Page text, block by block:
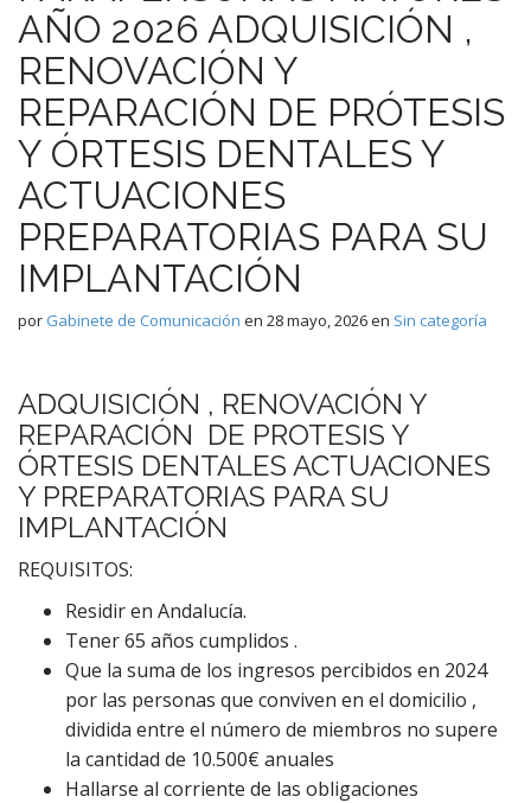
AÑO 2026 ADQUISICIÓN ,
RENOVACIÓN Y
REPARACIÓN DE PRÓTESIS
Y ÓRTESIS DENTALES Y
ACTUACIONES
PREPARATORIAS PARA SU
IMPLANTACIÓN
por Gabinete de Comunicación en 28 mayo, 2026en Sin categoría
ADQUISICIÓN , RENOVACIÓN Y
REPARACIÓN DE PROTESIS Y
ÓRTESIS DENTALES ACTUACIONES
Y PREPARATORIAS PARA SU
IMPLANTACIÓN
REQUISITOS:
Residir en Andalucía.
Tener 65 años cumplidos .
Que la suma de los ingresos percibidos en 2024
por las personas que conviven en el domicilio ,
dividida entre el número de miembros no supere
la cantidad de 10.500€ anuales
Hallarse al corriente de las obligaciones